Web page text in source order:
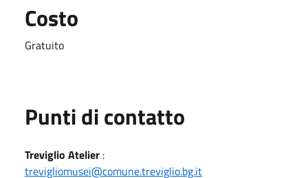
Costo
Gratuito
Punti di contatto
Treviglio Atelier :
trevigliomusei@comune.treviglio.bg.it